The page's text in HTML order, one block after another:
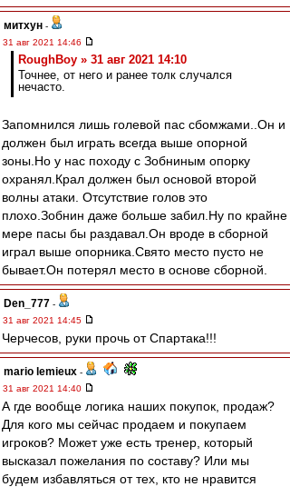
митхун -
31 авг 2021 14:46
RoughBoy » 31 авг 2021 14:10
Точнее, от него и ранее толк случался
нечасто.
Запомнился лишь голевой пас сбомжами..Он и
должен был играть всегда выше опорной
зоны.Но у нас походу с Зобниным опорку
охранял.Крал должен был основой второй
волны атаки. Отсутствие голов это
плохо.Зобнин даже больше забил.Ну по крайне
мере пасы бы раздавал.Он вроде в сборной
играл выше опорника.Свято место пусто не
бывает.Он потерял место в основе сборной.
Den_777 -
31 авг 2021 14:45
Черчесов, руки прочь от Спартака!!!
mario lemieux -
31 авг 2021 14:40
А где вообще логика наших покупок, продаж?
Для кого мы сейчас продаем и покупаем
игроков? Может уже есть тренер, который
высказал пожелания по составу? Или мы
будем избавляться от тех, кто не нравится